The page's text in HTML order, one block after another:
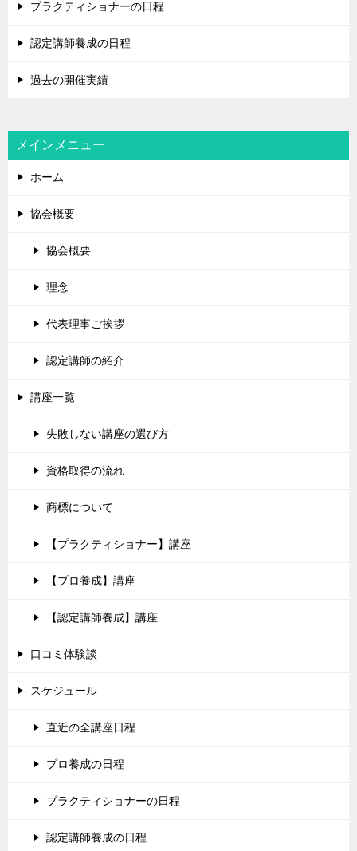
プラクティショナーの日程
認定講師養成の日程
過去の開催実績
メインメニュー
ホーム
協会概要
協会概要
理念
代表理事ご挨拶
認定講師の紹介
講座一覧
失敗しない講座の選び方
資格取得の流れ
商標について
【プラクティショナー】講座
【プロ養成】講座
【認定講師養成】講座
口コミ体験談
スケジュール
直近の全講座日程
プロ養成の日程
プラクティショナーの日程
認定講師養成の日程